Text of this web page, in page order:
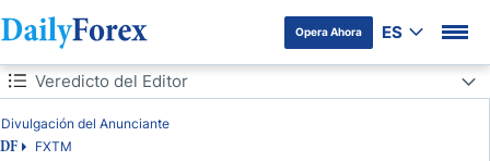
Opera Ahora ES
Tabla de contenidos
DF FXTM
Divulgación del Anunciante
Veredicto del Editor
Veredicto del Editor